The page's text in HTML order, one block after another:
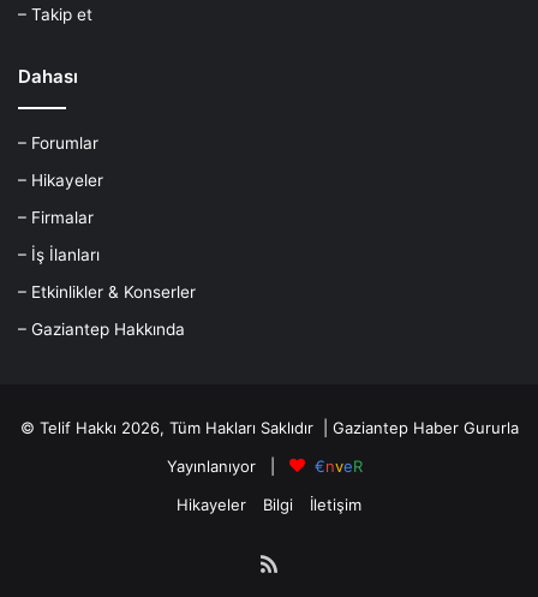
– Takip et
Dahası
– Forumlar
– Hikayeler
– Firmalar
– İş İlanları
– Etkinlikler & Konserler
– Gaziantep Hakkında
© Telif Hakkı 2026, Tüm Hakları Saklıdır | Gaziantep HaberGururla
Yayınlanıyor |
€nveR
Hikayeler
Bilgi İletişim